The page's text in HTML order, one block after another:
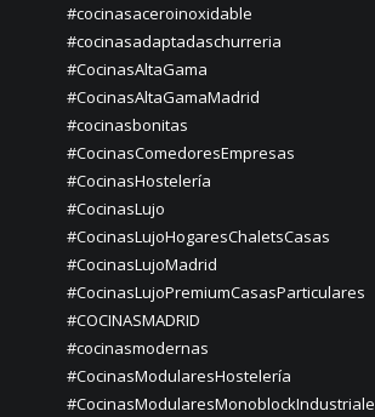
#cocinasaceroinoxidable
#cocinasadaptadaschurreria
#CocinasAltaGama
#CocinasAltaGamaMadrid
#cocinasbonitas
#CocinasComedoresEmpresas
#CocinasHostelería
#CocinasLujo
#CocinasLujoHogaresChaletsCasas
#CocinasLujoMadrid
#CocinasLujoPremiumCasasParticulares
#COCINASMADRID
#cocinasmodernas
#CocinasModularesHostelería